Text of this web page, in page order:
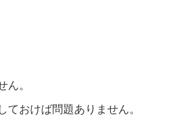
ん。
ておけば問題ありません。